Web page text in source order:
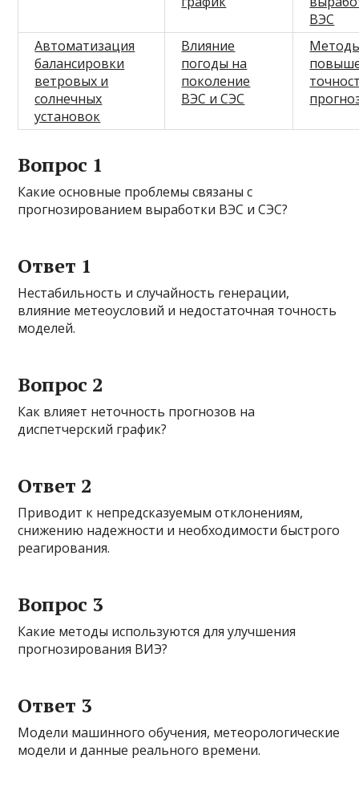
ВЭС
Автоматизация
балансировки
ветровых и
солнечных
установок
Влияние
погоды на
поколение
ВЭС и СЭС
Вопрос 1
Какие основные проблемы связаны с
прогнозированием выработки ВЭС и СЭС?
Ответ 1
Нестабильность и случайность генерации,
влияние метеоусловий и недостаточная точность
моделей.
Вопрос 2
Как влияет неточность прогнозов на
диспетчерский график?
Ответ 2
Приводит к непредсказуемым отклонениям,
снижению надежности и необходимости быстрого
реагирования.
Вопрос 3
Какие методы используются для улучшения
прогнозирования ВИЭ?
Ответ 3
Модели машинного обучения, метеорологические
модели и данные реального времени.